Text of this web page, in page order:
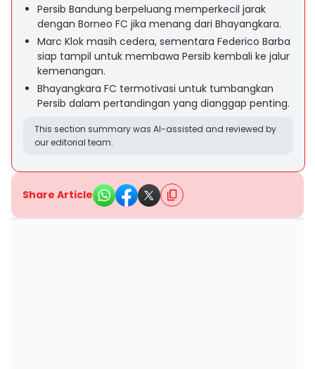
Persib Bandung berpeluang memperkecil jarak
dengan Borneo FC jika menang dari Bhayangkara.
Marc Klok masih cedera, sementara Federico Barba
siap tampil untuk membawa Persib kembali ke jalur
kemenangan.
Bhayangkara FC termotivasi untuk tumbangkan
Persib dalam pertandingan yang dianggap penting.
This section summary was AI-assisted and reviewed by
our editorial team.
Share Article